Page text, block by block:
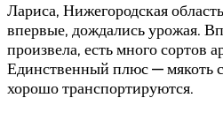
Лариса, Нижегородская
впервые, дождались урожая.
произвела, есть много сортов
Единственный плюс — мякоть
хорошо транспортируются.